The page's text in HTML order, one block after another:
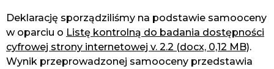
Deklarację sporządziliśmy na podstawie samooceny
w oparciu o Listę kontrolną do badania dostępności
cyfrowej strony internetowej v. 2.2 (docx, 0,12 MB).
Wynik przeprowadzonej samooceny przedstawia